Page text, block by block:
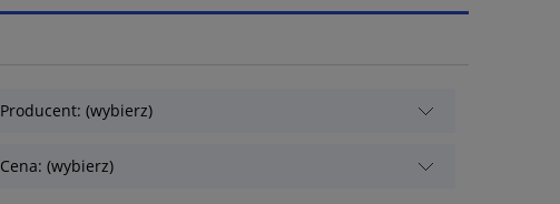
Producent: (wybierz)
Cena: (wybierz)